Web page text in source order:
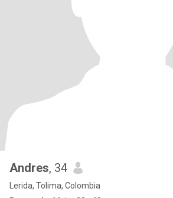
Andres, 34
Lerida, Tolima, Colombia